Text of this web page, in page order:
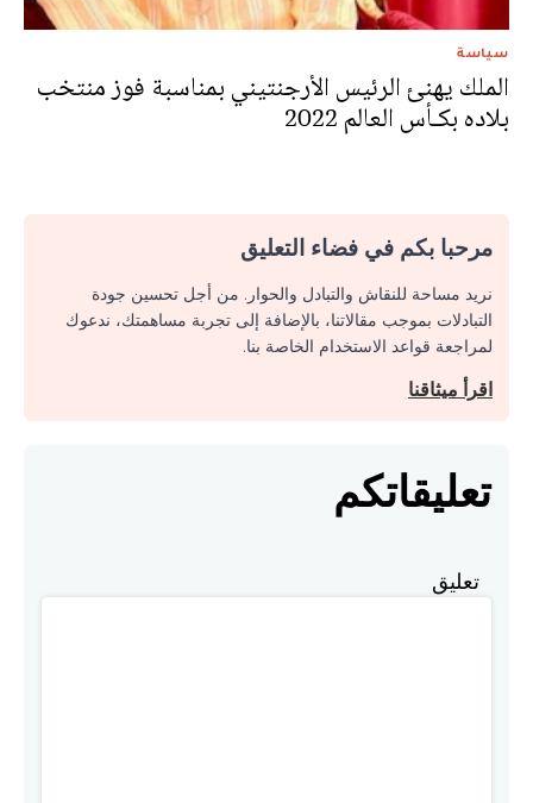
سياسة
الملك يهنئ الرئیس الأرجنتيني بمناسبة فوز منتخب
بلاده بكـأس العالم 2022
مرحبا بكم في فضاء التعليق
نريد مساحة للنقاش والتبادل والحوار. من أجل تحسين جودة
التبادلات بموجب مقالاتنا، بالإضافة إلى تجربة مساهمتك، ندعوك
لمراجعة قواعد الاستخدام الخاصة بنا.
اقرأ ميثاقنا
تعليقاتكم
تعليق